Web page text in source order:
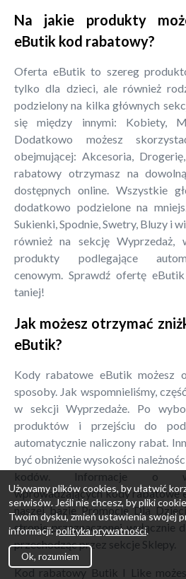
Na jakie produkty
eButik kod rabatowy?
Oferta eButik to szereg
tylko dla dzieci, ale również
podzielony na kilka głównych
się między innymi: Kobiety,
Dodatkowo możesz
obejmującej: Akcesoria,
rabatowy otrzymasz na
dostępnych online. Wszystkie
dodatkowo podzielone na
Sukienki, Spodnie, Swetry, Bluzy i
również na sekcję
produkty podlegające
cenowym. Sprawdź ofertę
taniej!
Jak możesz otrzymać
eButik?
Kody rabatowe eButik możesz
sposoby. Jak wspomnieliśmy,
w sekcji Wyprzedaże. Po
produktów i przejściu do
automatycznie naliczony rabat.
być obniżenie wysokości
kodów. Informacje o
wprowadzających kody rabatowe
naszej bazie Promocje Dla
stronie przeznaczonej wyłącznie
przechodząc przez sekcje Sklepy.
Kod rabatowy Butik I Like
Używamy plików cookies, by ułatwić
serwisów. Jeśli nie chcesz, by pliki
Twoim dysku, zmień ustawienia swojej
informacji:polityka prywatności.
Ok, rozumiem